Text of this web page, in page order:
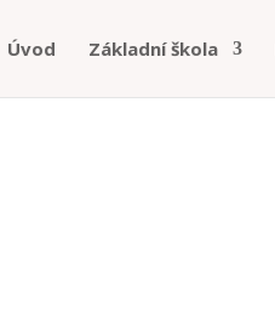
Úvod Základní škola